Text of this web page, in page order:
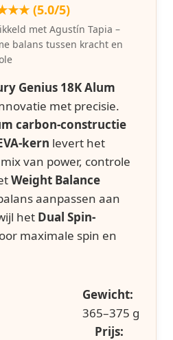
(5.0/5)
met Agustín Tapia –
balans tussen kracht en
Genius 18K Alum
met precisie.
carbon-constructie
kern levert het
van power, controle
Weight Balance
aanpassen aan
het Dual Spin-
maximale spin en
Gewicht:
365–375 g
Prijs: